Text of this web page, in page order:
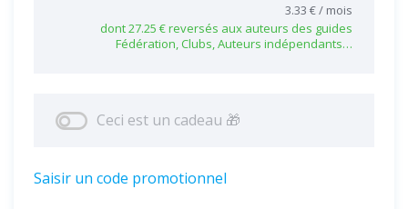
3.33 € / mois
dont 27.25 € reversés aux auteurs des guides
Fédération, Clubs, Auteurs indépendants…
Ceci est un cadeau 🎁
Saisir un code promotionnel